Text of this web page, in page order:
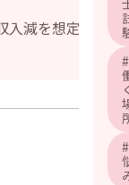
#
#
減を想定し